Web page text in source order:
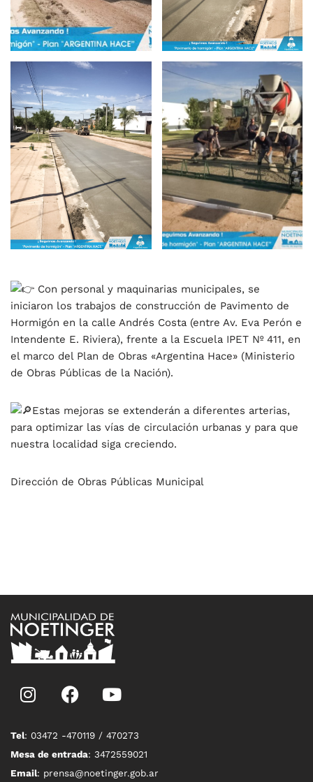
Con personal y maquinarias municipales, se
iniciaron los trabajos de construcción de Pavimento de
Hormigón en la calle Andrés Costa (entre Av. Eva Perón e
Intendente E. Riviera), frente a la Escuela IPET Nº 411, en
el marco del Plan de Obras «Argentina Hace» (Ministerio
de Obras Públicas de la Nación).
Estas mejoras se extenderán a diferentes arterias,
para optimizar las vías de circulación urbanas y para que
nuestra localidad siga creciendo.
Dirección de Obras Públicas Municipal
Tel: 03472 -470119 / 470273
Mesa de entrada: 3472559021
Email: prensa@noetinger.gob.ar